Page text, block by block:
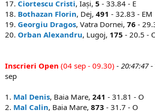
17. Ciortescu Cristi, Iași, 5 - 33.84 - E
18. Bothazan Florin, Dej, 491 - 32.83 - EM
19. Georgiu Dragos, Vatra Dornei, 76 -
20. Orban Alexandru, Lugoj, 175 - 20.5 -
Inscrieri Open (04 sep - 09.30) - 20:47:47-
sep
1. Mal Denis, Baia Mare, 241 - 31.81 - O
2. Mal Calin, Baia Mare, 873 - 31.7 - O